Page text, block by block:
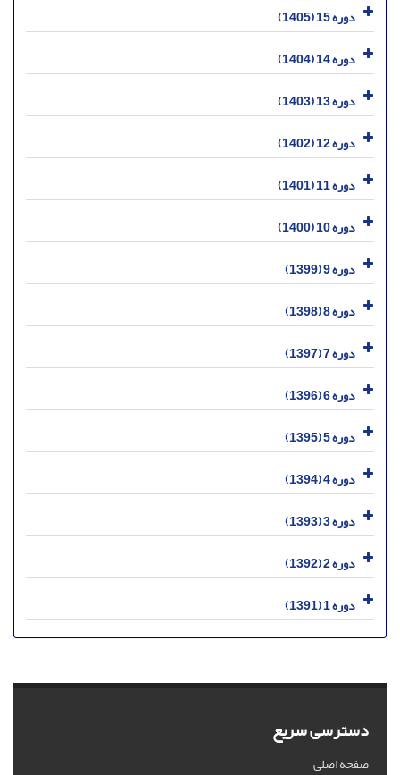
دوره 15 (1405)
دوره 14 (1404)
دوره 13 (1403)
دوره 12 (1402)
دوره 11 (1401)
دوره 10 (1400)
دوره 9 (1399)
دوره 8 (1398)
دوره 7 (1397)
دوره 6 (1396)
دوره 5 (1395)
دوره 4 (1394)
دوره 3 (1393)
دوره 2 (1392)
دوره 1 (1391)
دسترسی سریع
صفحه اصلی